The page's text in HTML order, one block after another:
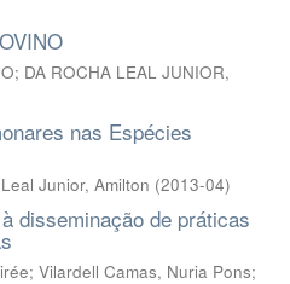
; DA ROCHA LEAL JUNIOR,
nas Espécies
Junior, Amilton (2013-04)
disseminação de práticas
; Vilardell Camas, Nuria Pons;